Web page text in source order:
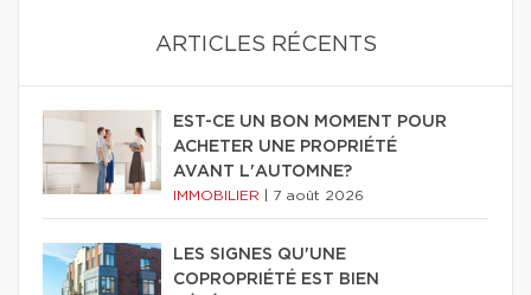
ARTICLES RÉCENTS
EST-CE UN BON MOMENT POUR
ACHETER UNE PROPRIÉTÉ
AVANT L'AUTOMNE?
IMMOBILIER 7 août 2026
LES SIGNES QU'UNE
COPROPRIÉTÉ EST BIEN